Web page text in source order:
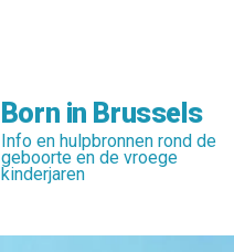
Born in Brussels
Info en hulpbronnen rond de
geboorte en de vroege
kinderjaren